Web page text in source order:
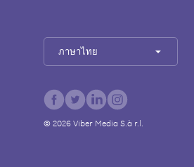
ภาษาไทย
© 2026Viber Media S.à r.l.